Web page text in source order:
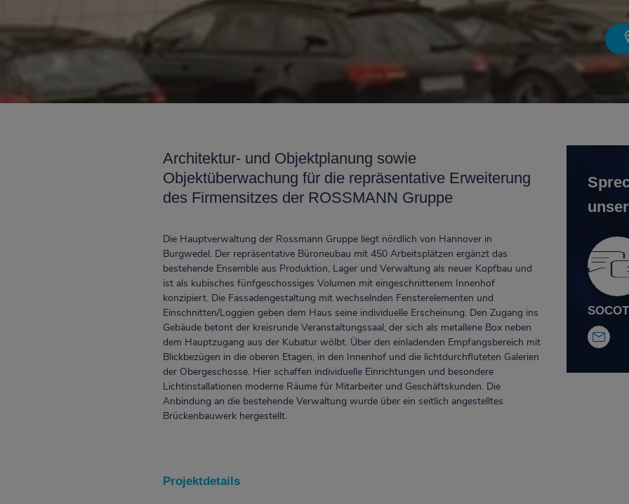
Archi­tek­tur- und Objektplanung sowie
Objektüberwachung für die repräsentative Erweiterung
des Firmensitzes der ROSSMANN Gruppe
Die Haupt­ver­waltung der Rossmann Gruppe liegt nördlich von Hannover in
Burgwedel. Der repräsentative Büroneubau mit 450 Arbeitsplätzen ergänzt das
bestehende Ensemble aus Produktion, Lager und Verwaltung als neuer Kopfbau und
ist als kubisches fünfgeschossiges Volumen mit eingeschnittenem Innenhof
konzipiert. Die Fassadengestaltung mit wechselnden Fensterelementen und
Einschnitten/Loggien geben dem Haus seine individuelle Erscheinung. Den Zugang ins
Gebäude betont der kreisrunde Veranstaltungssaal, der sich als metallene Box neben
dem Hauptzugang aus der Kubatur wölbt. Über den einladenden Empfangsbereich mit
Blickbezügen in die oberen Etagen, in den Innenhof und die lichtdurchfluteten Galerien
der Obergeschosse. Hier schaffen individuelle Einrichtungen und besondere
Lichtinstallationen moderne Räume für Mit­arbei­ter und Geschäftskunden. Die
Anbindung an die bestehende Verwaltung wurde über ein seitlich angestelltes
Brückenbauwerk hergestellt.
Projektdetails